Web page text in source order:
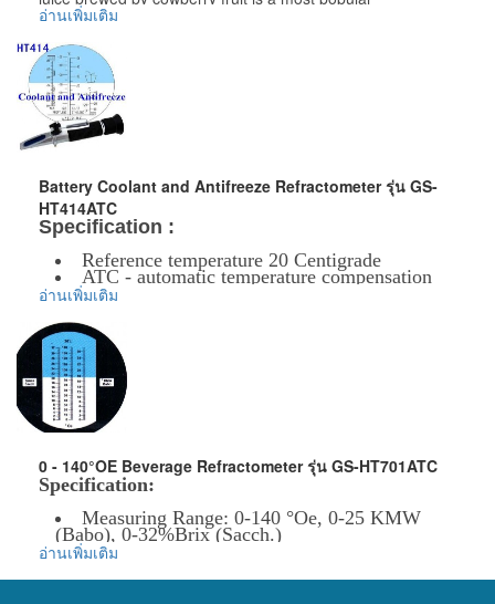
beverage among local beverages.The series refractometer
the cowberry fruit juice (latter two indices are
measuring indices in Europe).
Note:All crystal display pannels of the series
products are of red color.
Range name
Brix% S01 0.0-
%VOL
KMW S04
ข้อมูลเพิ่มเติม :
ราคาสินค้ารวม VAT แล้ว
จัดส่งฟรี โดย Kerry Express หรือ EMS
รับประกันสินค้า 1-2 ปี
อ่านเพิ่มเติม
Battery Coolant and Antifreeze Refractometer รุ่น GS-
HT414ATC
Specification :
Reference temperature 20 Centigrade
ATC - automatic temperature compensation
(compensation range 0 ~ 30 Centigrade)
Length ~ 175 mm
Quality technical design
ข้อมูลเพิ่มเติม :
ราคาสินค้ารวม VAT แล้ว
จัดส่งฟรี โดย Kerry Express หรือ EMS
รับประกันสินค้า 1-2 ปี
อ่านเพิ่มเติม
0 - 140°OE Beverage Refractometer รุ่น GS-HT701ATC
Specification:
Measuring Range: 0-140 °Oe, 0-25 KMW
(Babo), 0-32%Brix (Sacch.)
Minimum Division: 1°Oe, 0.2KMW,
Accuracy: ±1°Oe, ±0.2KMW, ±0.2%Brix
อ่านเพิ่มเติม